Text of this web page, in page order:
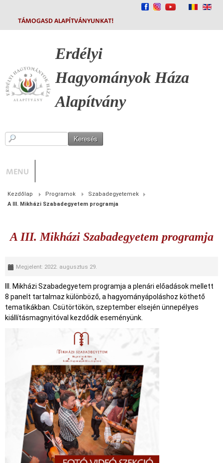
TÁMOGASD ALAPÍTVÁNYUNKAT!
Erdélyi
Hagyományok Háza
Alapítvány
MENU
Kezdőlap Programok
Szabadegyetemek
A III. Mikházi Szabadegyetem programja
A III. Mikházi Szabadegyetem programja
Megjelent: 2022. augusztus 29.
III. Mikházi Szabadegyetem programja a plenári előadások mellett
8 panelt tartalmaz különböző, a hagyományápoláshoz köthető
tematikákban. Csütörtökön, szeptember elsején ünnepélyes
kiállításmagnyitóval kezdődik eseményünk.